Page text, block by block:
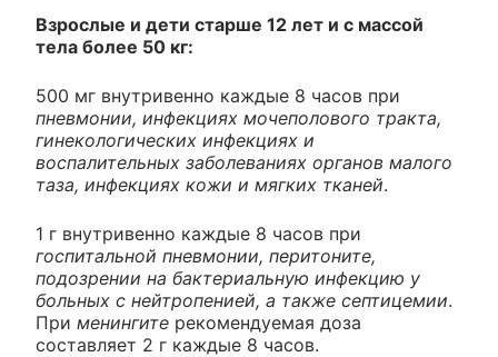
Взрослые и дети старше 12 лет и с массой
тела более 50 кг:
500 мг внутривенно каждые 8 часов при
пневмонии, инфекциях мочеполового тракта,
гинекологических инфекциях и
воспалительных заболеваниях органов малого
таза, инфекциях кожи и мягких тканей.
1 г внутривенно каждые 8 часов при
госпитальной пневмонии, перитоните,
подозрении на бактериальную инфекцию у
больных с нейтропенией, а также септицемии.
При менингите рекомендуемая доза
составляет 2 г каждые 8 часов.